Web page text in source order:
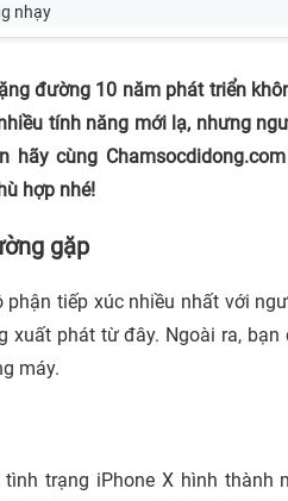
nhạy
đường 10 năm phát triển
tính năng mới lạ, nhưng
hãy cùng
hợp nhé!
gặp
tiếp xúc nhiều nhất với
xuất phát từ đây. Ngoài ra,
máy.
trạng iPhone X hình thành